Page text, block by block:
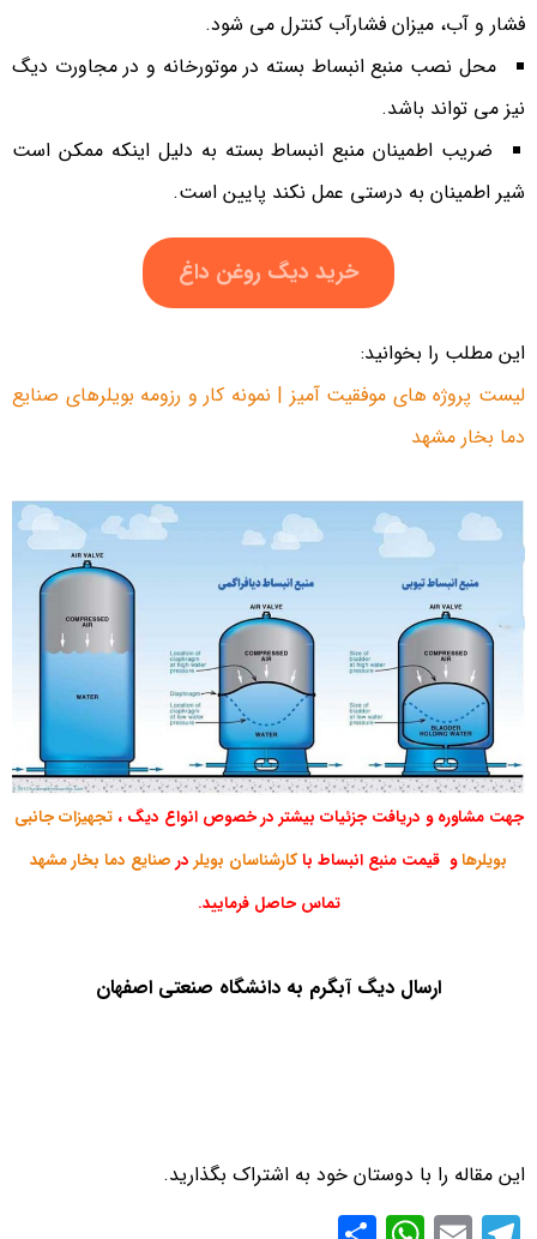
فشار و آب، میزان فشارآب کنترل می شود.
محل نصب منبع انبساط بسته در موتورخانه و در مجاورت دیگ
نیز می تواند باشد.
ضریب اطمینان منبع انبساط بسته به دلیل اینکه ممکن است
شیر اطمینان به درستی عمل نکند پایین است.
خرید دیگ روغن داغ
این مطلب را بخوانید:
لیست پروژه های موفقیت آمیز | نمونه کار و رزومه بویلرهای صنایع
دما بخار مشهد
جهت مشاوره و دریافت جزئیات بیشتر در خصوص انواع دیگ ،تجهیزات جانبی
بویلرهاو قیمت منبع انبساط باکارشناسان بویلردرصنایع دما بخار مشهد
تماس حاصل فرمایید.
ارسال دیگ آبگرم به دانشگاه صنعتی اصفهان
این مقاله را با دوستان خود به اشتراک بگذارید.